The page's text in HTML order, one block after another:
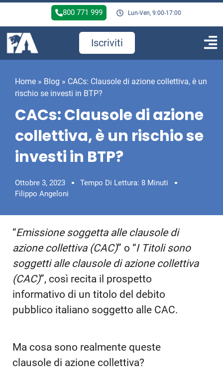
800 771 999 Lun-Ven, 9:00-17:00
Iscriviti
Home » Blog » CACs: Clausole di azione collettiva, è un
rischio se investi in BTP?
CACs: Clausole di azione
collettiva, è un rischio se
investi in BTP?
Ottobre 3, 2023
Tempo Di Lettura: 8 Minuti
Filippo Angeloni
“Emissione soggetta alle clausole di
azione collettiva (CAC)” o “I Titoli sono
soggetti alle clausole di azione collettiva
(CAC)”, così recita il prospetto
informativo di un titolo del debito
pubblico italiano soggetto alle CAC.
Ma cosa sono realmente queste
clausole di azione collettiva?